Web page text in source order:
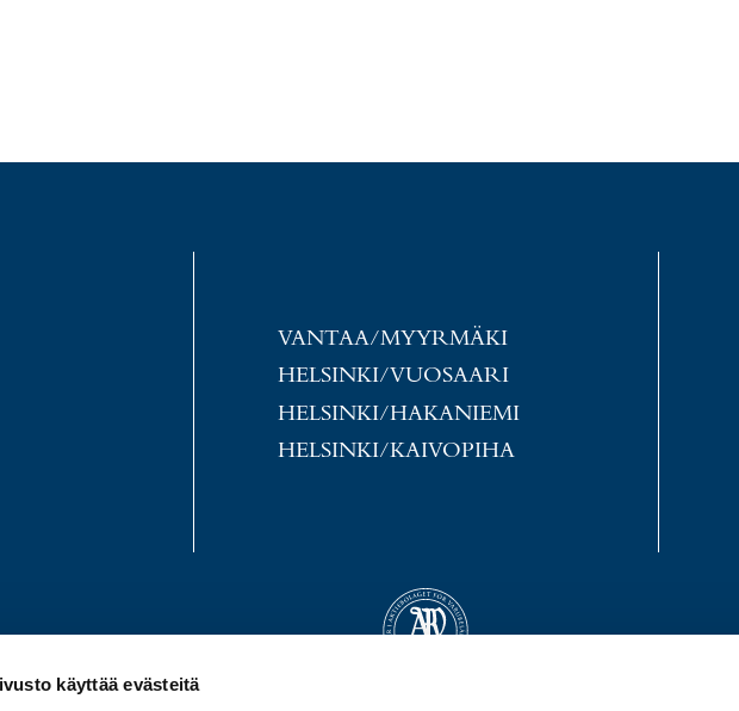
käyttää evästeitä
VANTAA/MYYRMÄKI
HELSINKI/VUOSAARI
HELSINKI/HAKANIEMI
HELSINKI/KAIVOPIHA